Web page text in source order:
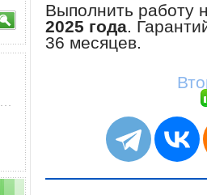
Выполнить работу
2025 года.
36 месяцев.